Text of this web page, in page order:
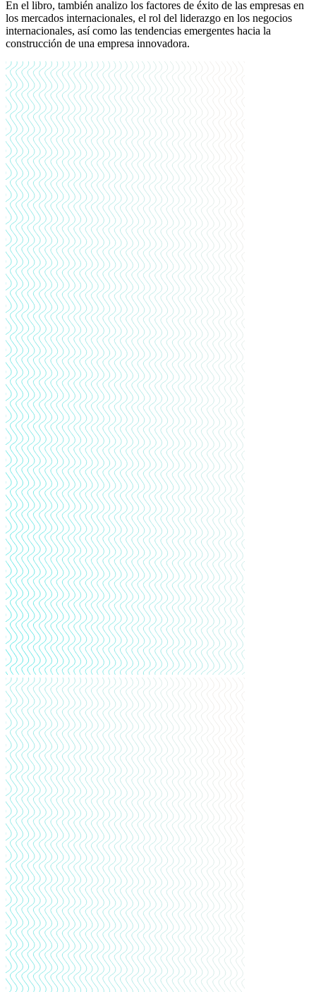
En el libro, también analizo los factores de éxito de las empresas en
los mercados internacionales, el rol del liderazgo en los negocios
internacionales, así como las tendencias emergentes hacia la
construcción de una empresa innovadora.